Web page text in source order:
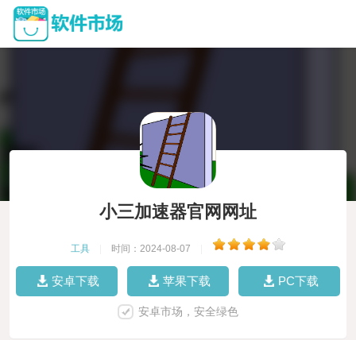
小三加速器官网网址
工具 时间：2024-08-07
安卓下载 苹果下载 PC下载
安卓市场，安全绿色